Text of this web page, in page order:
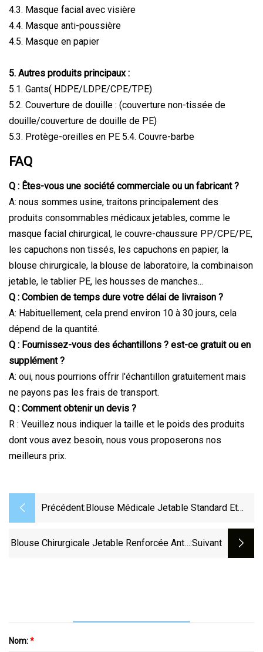
4.3. Masque facial avec visière
4.4. Masque anti-poussière
4.5. Masque en papier
5. Autres produits principaux :
5.1. Gants( HDPE/LDPE/CPE/TPE)
5.2. Couverture de douille : (couverture non-tissée de
douille/couverture de douille de PE)
5.3. Protège-oreilles en PE 5.4. Couvre-barbe
FAQ
Q : Êtes-vous une société commerciale ou un fabricant ?
A: nous sommes usine, traitons principalement des
produits consommables médicaux jetables, comme le
masque facial chirurgical, le couvre-chaussure PP/CPE/PE,
les capuchons non tissés, les capuchons en papier, la
blouse chirurgicale, la blouse de laboratoire, la combinaison
jetable, le tablier PE, les housses de manches...
Q : Combien de temps dure votre délai de livraison ?
A: Habituellement, cela prend environ 10 à 30 jours, cela
dépend de la quantité.
Q : Fournissez-vous des échantillons ? est-ce gratuit ou en
supplément ?
A: oui, nous pourrions offrir l'échantillon gratuitement mais
ne payons pas les frais de transport.
Q : Comment obtenir un devis ?
R : Veuillez nous indiquer la taille et le poids des produits
dont vous avez besoin, nous vous proposerons nos
meilleurs prix.
Précédent: Blouse Médicale Jetable Standard Et
Chirurgicales
Blouse Chirurgicale Jetable Renforcée Anti-:suivant
Nom:*